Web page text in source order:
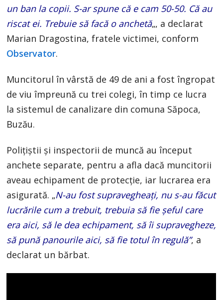
un ban la copii. S-ar spune că e cam 50-50. Că au
riscat ei. Trebuie să facă o anchetă„, a declarat
Marian Dragostina, fratele victimei, conform
Observator.
Muncitorul în vârstă de 49 de ani a fost îngropat
de viu împreună cu trei colegi, în timp ce lucra
la sistemul de canalizare din comuna Săpoca,
Buzău.
Poliţiştii şi inspectorii de muncă au început
anchete separate, pentru a afla dacă muncitorii
aveau echipament de protecţie, iar lucrarea era
asigurată. „N-au fost supravegheaţi, nu s-au făcut
lucrările cum a trebuit, trebuia să fie şeful care
era aici, să le dea echipament, să îi supravegheze,
să pună panourile aici, să fie totul în regulă”, a
declarat un bărbat.